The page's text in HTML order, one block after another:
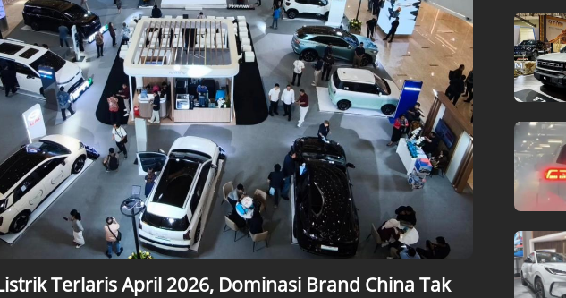
Terlaris April 2026, Dominasi Brand China Tak